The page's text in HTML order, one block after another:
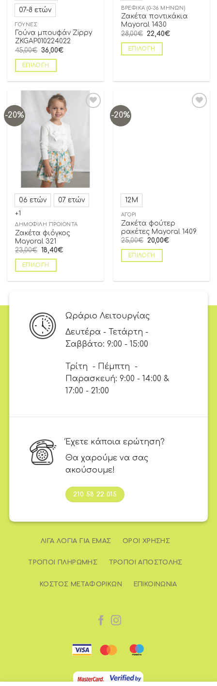
07-8 ετών
ΓΟΎΝΕΣ
Γούνα μπουφάν Zippy
ZKGAP010224022
45,00€ 36,00€
ΕΠΙΛΟΓΉ
ΒΡΕΦΙΚΆ (0-36 ΜΗΝΏΝ)
Ζακέτα ποντικάκια
Mayoral 1430
28,00€ 22,40€
ΕΠΙΛΟΓΉ
-20%
06 ετών 07 ετών
+1
ΔΗΜΟΦΙΛΗ ΠΡΟΪΟΝΤΑ
Ζακέτα φιόγκος
Mayoral 321
23,00€ 18,40€
ΕΠΙΛΟΓΉ
-20%
12Μ
ΑΓΌΡΙ
Ζακέτα φούτερ
ρακέτες Mayoral 1409
25,00€ 20,00€
ΕΠΙΛΟΓΉ
Ωράριο Λειτουργίας
Δευτέρα - Τετάρτη -
Σαββάτο: 9:00 - 15:00
Τρίτη - Πέμπτη -
Παρασκευή: 9:00 - 14:00 &
17:00 - 21:00
Έχετε κάποια ερώτηση?
Θα χαρούμε να σας
ακούσουμε!
210 58 22 015
ΛΊΓΑ ΛΌΓΙΑ ΓΙΑ ΕΜΆΣ ΌΡΟΙ ΧΡΉΣΗΣ
ΤΡΌΠΟΙ ΠΛΗΡΩΜΉΣ ΤΡΌΠΟΙ ΑΠΟΣΤΟΛΉΣ
ΚΌΣΤΟΣ ΜΕΤΑΦΟΡΙΚΏΝ ΕΠΙΚΟΙΝΩΝΊΑ